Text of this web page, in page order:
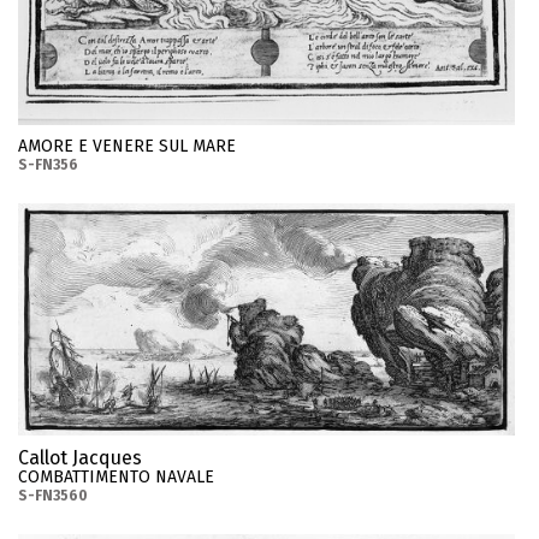
AMORE E VENERE SUL MARE
S-FN356
Callot Jacques
COMBATTIMENTO NAVALE
S-FN3560